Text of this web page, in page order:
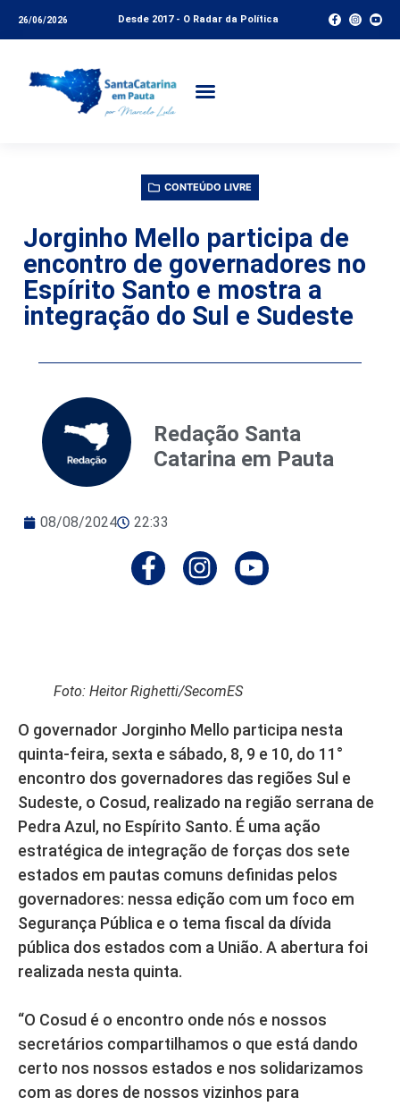
26/06/2026 Desde 2017 - O Radar da Política
CONTEÚDO LIVRE
Jorginho Mello participa de
encontro de governadores no
Espírito Santo e mostra a
integração do Sul e Sudeste
Redação Santa
Catarina em Pauta
08/08/2024 22:33
Foto: Heitor Righetti/SecomES
O governador Jorginho Mello participa nesta
quinta-feira, sexta e sábado, 8, 9 e 10, do 11°
encontro dos governadores das regiões Sul e
Sudeste, o Cosud, realizado na região serrana de
Pedra Azul, no Espírito Santo. É uma ação
estratégica de integração de forças dos sete
estados em pautas comuns definidas pelos
governadores: nessa edição com um foco em
Segurança Pública e o tema fiscal da dívida
pública dos estados com a União. A abertura foi
realizada nesta quinta.
“O Cosud é o encontro onde nós e nossos
secretários compartilhamos o que está dando
certo nos nossos estados e nos solidarizamos
com as dores de nossos vizinhos para